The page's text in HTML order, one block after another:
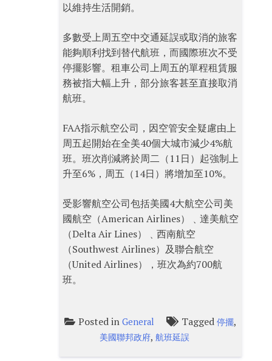
以維持生活開銷。
多數受上周五空中交通延誤或取消的旅客
能夠順利找到替代航班，而國際班次不受
停擺影響。租車公司上周五的單程租賃服
務被指大幅上升，部分旅客甚至直接取消
航班。
FAA指示航空公司，因空管安全疑慮由上
周五起開始在全美40個大城市減少4%航
班。班次削減將於周二（11日）起強制上
升至6%，周五（14日）將增加至10%。
受影響航空公司包括美國4大航空公司美
國航空（American Airlines）﹑達美航空
（Delta Air Lines）﹑西南航空
（Southwest Airlines）及聯合航空
（United Airlines），班次為約700航
班。
Posted inGeneral Tagged停擺,
美國聯邦政府,航班延誤